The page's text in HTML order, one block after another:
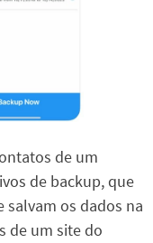
de um
de backup, que
salvam os dados na
de um site do